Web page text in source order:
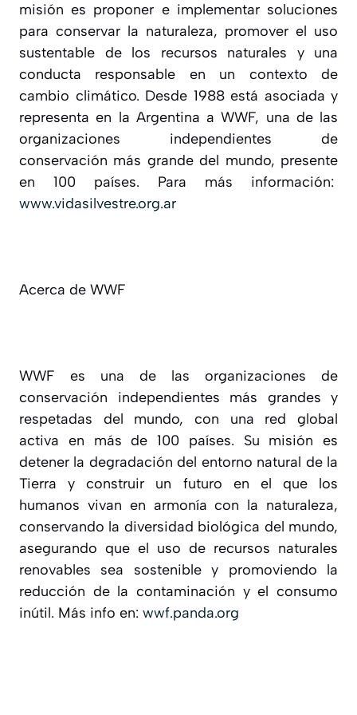
misión es proponer e implementar soluciones
para conservar la naturaleza, promover el uso
sustentable de los recursos naturales y una
conducta responsable en un contexto de
cambio climático. Desde 1988 está asociada y
representa en la Argentina a WWF, una de las
organizaciones independientes de
conservación más grande del mundo, presente
en 100 países. Para más información:
www.vidasilvestre.org.ar
Acerca de WWF
WWF es una de las organizaciones de
conservación independientes más grandes y
respetadas del mundo, con una red global
activa en más de 100 países. Su misión es
detener la degradación del entorno natural de la
Tierra y construir un futuro en el que los
humanos vivan en armonía con la naturaleza,
conservando la diversidad biológica del mundo,
asegurando que el uso de recursos naturales
renovables sea sostenible y promoviendo la
reducción de la contaminación y el consumo
inútil. Más info en: wwf.panda.org